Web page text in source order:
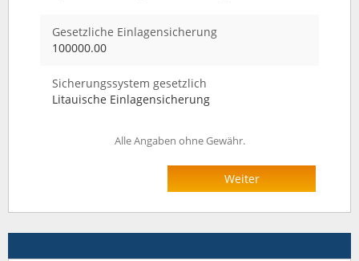
Gesetzliche Einlagensicherung
100000.00
Sicherungssystem gesetzlich
Litauische Einlagensicherung
Alle Angaben ohne Gewähr.
Weiter